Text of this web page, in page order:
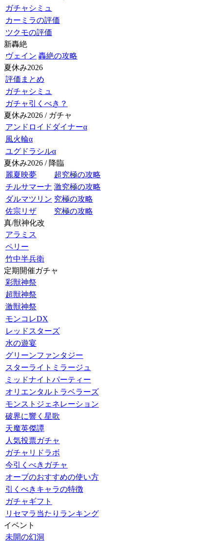
ガチャシミュ
カーミラの評価
ツクモの評価
新轟絶
ヴェイン 轟絶の攻略
夏休み2026
評価まとめ
ガチャシミュ
ガチャ引くべき？
夏休み2026 / ガチャ
アンドロイドダイナーα
風火輪α
ユグドラシルα
夏休み2026 / 降臨
麗夏映夢
超究極の攻略
チルサマーナ 激究極の攻略
ダルマツリン 究極の攻略
佐宗リザ
究極の攻略
真/獣神化改
アラミス
ペリー
竹中半兵衛
定期開催ガチャ
彩獣神祭
超獣神祭
激獣神祭
モンコレDX
レッドスターズ
水の遊宴
グリーンファンタジー
スターライトミラージュ
ミッドナイトパーティー
オリエンタルトラベラーズ
モンストジェネレーション
破界に響く星歌
天魔英傑譚
人気投票ガチャ
ガチャリドラボ
今引くべきガチャ
オーブのおすすめの使い方
引くべきキャラの特徴
ガチャギフト
リセマラ当たりランキング
イベント
未開の幻洞